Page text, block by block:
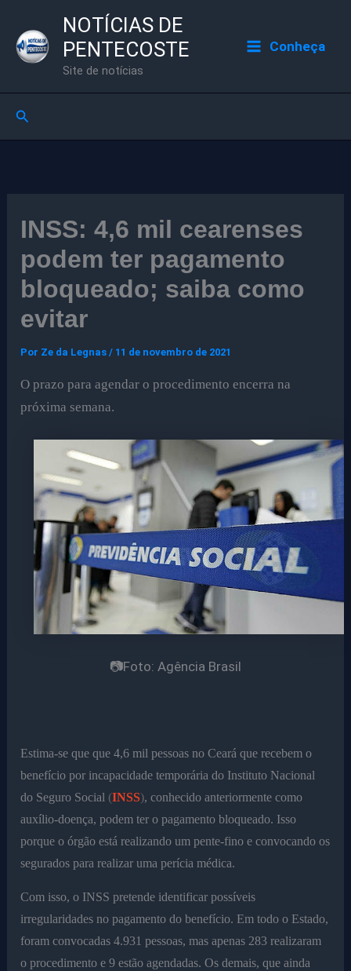
para
NOTÍCIAS DE
PENTECOSTE
Site de notícias
Conheça
Pesquisar
INSS: 4,6 mil cearenses
podem ter pagamento
bloqueado; saiba como
evitar
Por Ze da Legnas/ 11 de novembro de 2021
O prazo para agendar o procedimento encerra na
próxima semana.
📷Foto: Agência Brasil
Estima-se que que 4,6 mil pessoas no Ceará que recebem o
benefício por incapacidade temporária do Instituto Nacional
do Seguro Social (INSS), conhecido anteriormente como
auxílio-doença, podem ter o pagamento bloqueado. Isso
porque o órgão está realizando um pente-fino e convocando os
segurados para realizar uma perícia médica.
Com isso, o INSS pretende identificar possíveis
irregularidades no pagamento do benefício. Em todo o Estado,
foram convocadas 4.931 pessoas, mas apenas 283 realizaram
o procedimento e 9 estão agendadas. Os demais, que ainda